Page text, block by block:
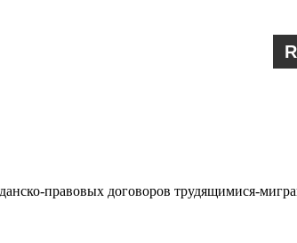
правовых договоров трудящимися-